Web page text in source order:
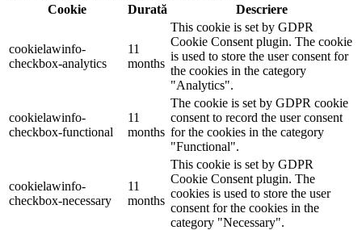
Cookie
Durată Descriere
cookielawinfo-
checkbox-analytics
11
months
This cookie is set by GDPR
Cookie Consent plugin. The cookie
is used to store the user consent for
the cookies in the category
"Analytics".
cookielawinfo-
checkbox-functional
11
months
The cookie is set by GDPR cookie
consent to record the user consent
for the cookies in the category
"Functional".
cookielawinfo-
checkbox-necessary
11
months
This cookie is set by GDPR
Cookie Consent plugin. The
cookies is used to store the user
consent for the cookies in the
category "Necessary".